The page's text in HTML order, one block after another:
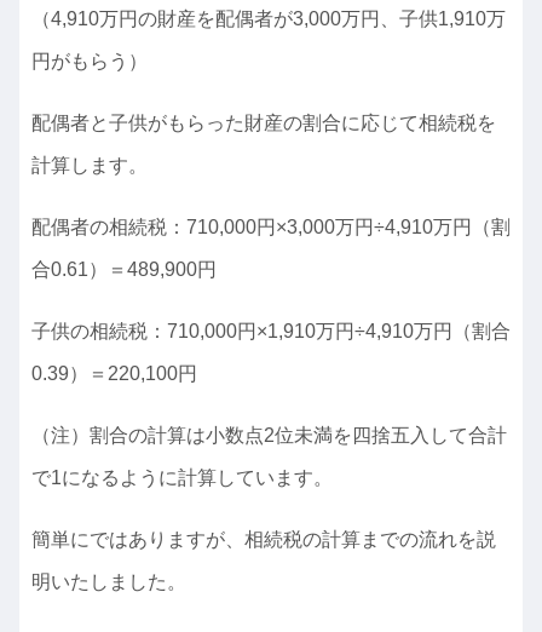
（4,910万円の財産を配偶者が3,000万円、子供1,910万
円がもらう）
配偶者と子供がもらった財産の割合に応じて相続税を
計算します。
配偶者の相続税：710,000円×3,000万円÷4,910万円（割
合0.61）＝489,900円
子供の相続税：710,000円×1,910万円÷4,910万円（割合
0.39）＝220,100円
（注）割合の計算は小数点2位未満を四捨五入して合計
で1になるように計算しています。
簡単にではありますが、相続税の計算までの流れを説
明いたしました。